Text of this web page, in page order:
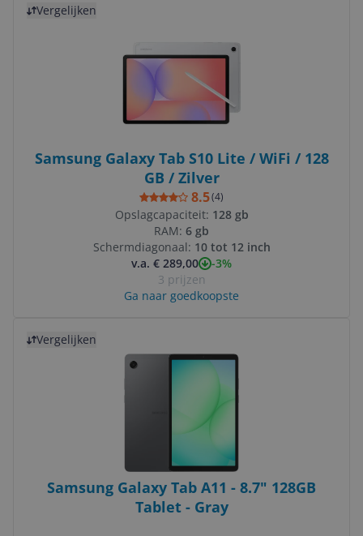
Vergelijken
Samsung Galaxy Tab S10 Lite / WiFi / 128
GB / Zilver
8.5(4)
Opslagcapaciteit: 128 gb
RAM: 6 gb
Schermdiagonaal: 10 tot 12 inch
v.a. € 289,00
-3%
3 prijzen
Ga naar goedkoopste
Vergelijken
Samsung Galaxy Tab A11 - 8.7" 128GB
Tablet - Gray